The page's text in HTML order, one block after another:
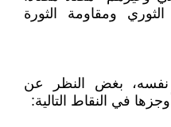
ومقاومة الثورة
نفسه، بغض النظر عن
في النقاط التالية: